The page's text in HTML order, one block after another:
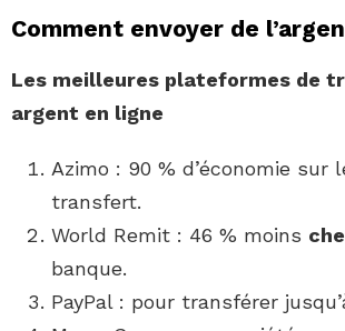
Comment envoyer de
Les meilleures plateformes de
argent en ligne
Azimo : 90 % d’économie sur
transfert.
World Remit : 46 % moins
banque.
PayPal : pour transférer